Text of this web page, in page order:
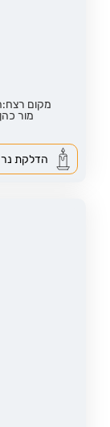
מקום
מור
הדלקת נר